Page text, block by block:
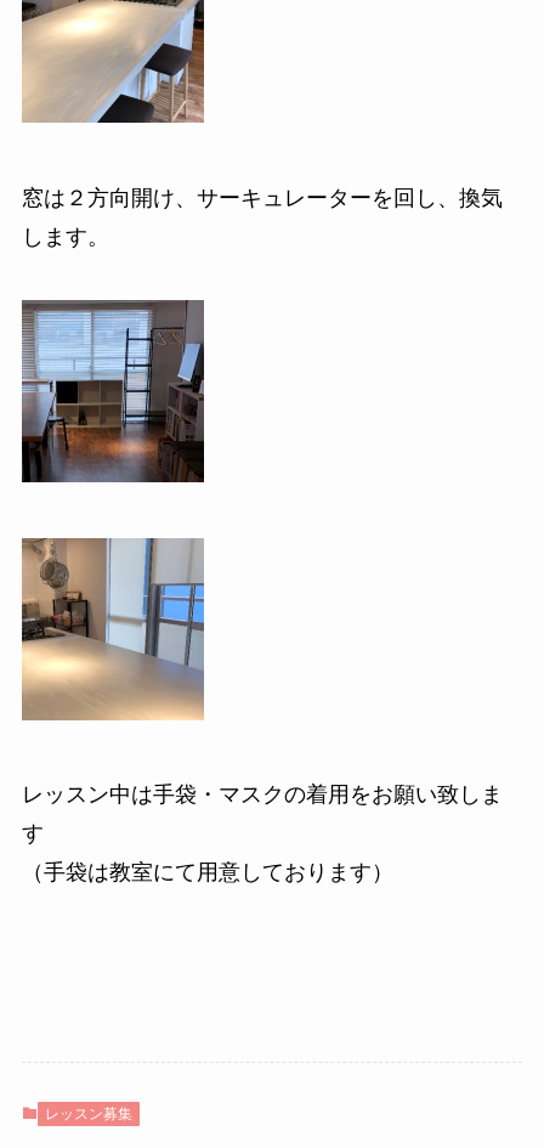
窓は２方向開け、サーキュレーターを回し、換気
します。
レッスン中は手袋・マスクの着用をお願い致しま
す
（手袋は教室にて用意しております）
レッスン募集